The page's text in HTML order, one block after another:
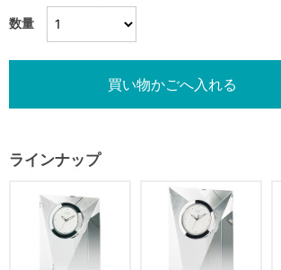
数量
ラインナップ